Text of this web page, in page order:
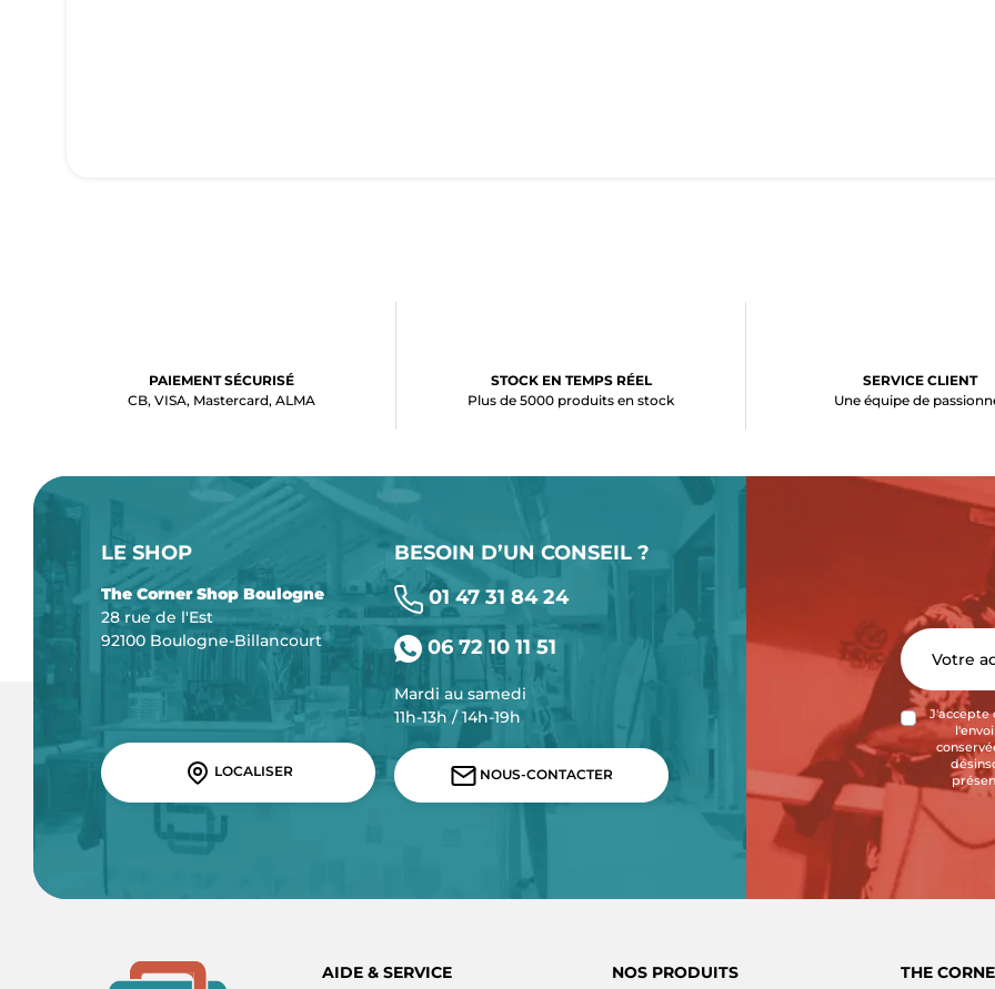
PAIEMENT SÉCURISÉ
CB, VISA, Mastercard, ALMA
STOCK EN TEMPS RÉEL
Plus de 5000 produits en stock
SERVICE CLIENT
Une équipe de
LE SHOP
The Corner Shop Boulogne
28 rue de l'Est
92100 Boulogne-Billancourt
LOCALISER
BESOIN D’UN CONSEIL ?
01 47 31 84 24
06 72 10 11 51
Mardi au samedi
11h-13h / 14h-19h
NOUS-CONTACTER
J'accepte
AIDE & SERVICE NOS PRODUITS THE